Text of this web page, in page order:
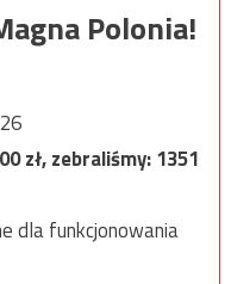
Polonia!
zł, zebraliśmy:1351
dla funkcjonowania